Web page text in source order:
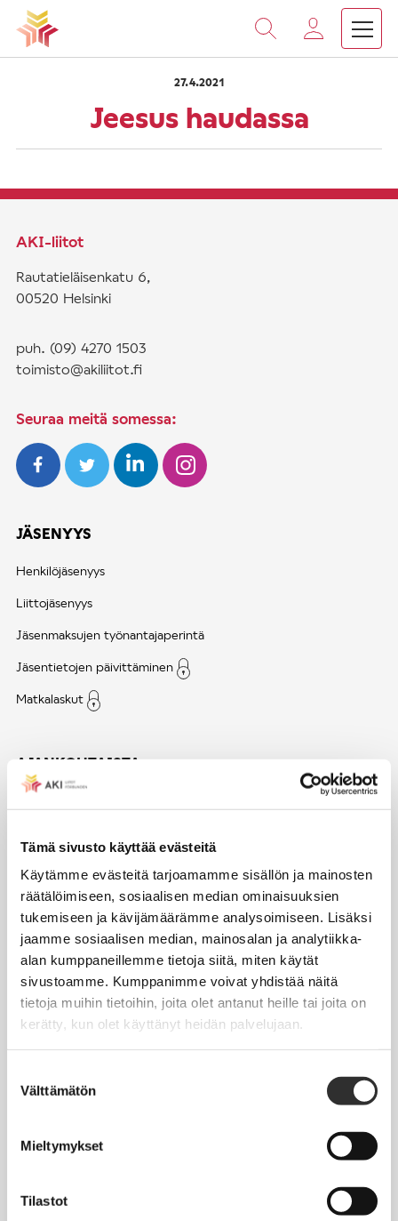
Tämä sivusto käyttää evästeitä
Käytämme evästeitä tarjoamamme sisällön ja mainosten
räätälöimiseen, sosiaalisen median ominaisuuksien
tukemiseen ja kävijämäärämme analysoimiseen. Lisäksi
jaamme sosiaalisen median, mainosalan ja analytiikka-
alan kumppaneillemme tietoja siitä, miten käytät
sivustoamme. Kumppanimme voivat yhdistää näitä
tietoja muihin tietoihin, joita olet antanut heille tai joita on
kerätty, kun olet käyttänyt heidän palvelujaan.
valinta
Välttämätön
Mieltymykset
Tilastot
Vieritä
sisältöön
Etusivu Jeesus haudassa
27.4.2021
Jeesus haudassa
AKI-liitot
Rautatieläisenkatu 6,
00520 Helsinki
puh. (09) 4270 1503
toimisto@akiliitot.fi
Seuraa meitä somessa:
JÄSENYYS
Henkilöjäsenyys
Liittojäsenyys
Jäsenmaksujen työnantajaperintä
Jäsentietojen päivittäminen
Matkalaskut
AJANKOHTAISTA
Crux-lehti
JOBI
TYÖELÄMÄOPAS
Työnhaku
KirVESTES 2025-2028, KJTES sekä muut työ- ja
Palkkaus